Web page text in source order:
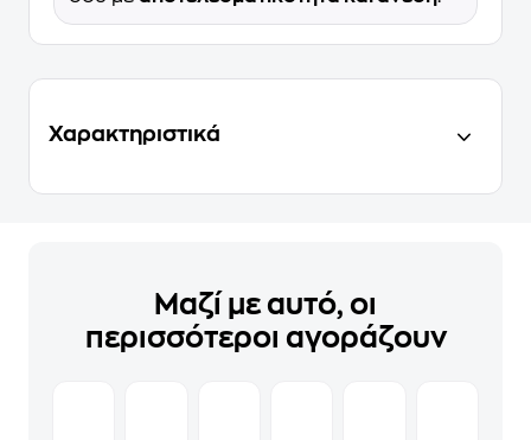
Χαρακτηριστικά
Μαζί με αυτό, οι
περισσότεροι αγοράζουν